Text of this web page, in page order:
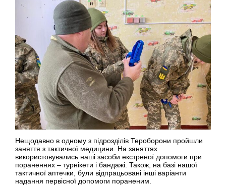
Нещодавно в одному з підрозділів Тероборони пройшли
заняття з тактичної медицини. На заняттях
використовувались наші засоби екстреної допомоги при
пораненнях – турнікети і бандажі. Також, на базі нашої
тактичної аптечки, були відпрацьовані інші варіанти
надання первісної допомоги пораненим.